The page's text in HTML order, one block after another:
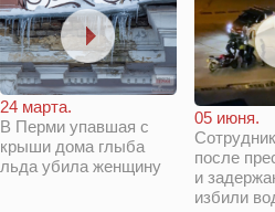
24 марта.
В Перми упавшая с
крыши дома глыба
льда убила женщину
05 июня.
после
и
избили